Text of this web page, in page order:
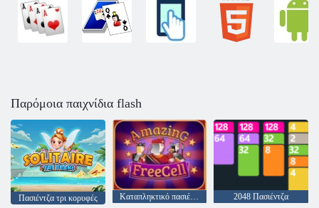
Παρόμοια παιχνίδια flash
Πασιέντζα τρι κορυφές Καταπληκτικό πασιέντζα Freecell 2048 Πασιέντζα